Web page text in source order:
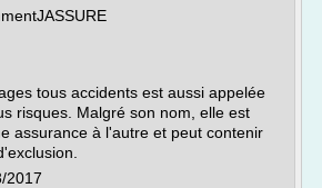
tous accidents est aussi appelée
risques. Malgré son nom, elle est
assurance à l'autre et peut contenir
2017